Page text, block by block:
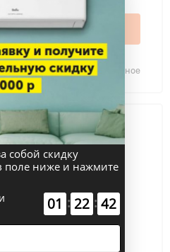
В корзину
В избранное
собой скидку
поле ниже и нажмите
01 : 22 : 41